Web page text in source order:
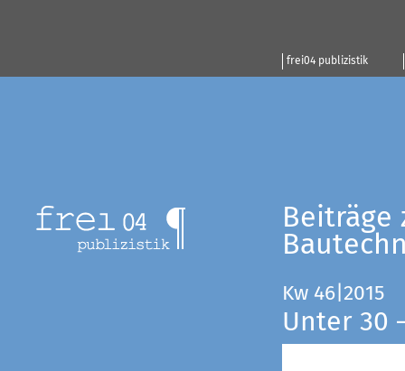
frei04 publizistik
Beiträge
Kw 46|2015
Unter 30